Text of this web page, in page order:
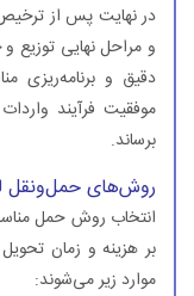
در نهایت پس از ترخیص
و مراحل نهایی
دقیق و برنامه‌ریزی
موفقیت فرآیند
برساند.
روش‌های حمل‌ونقل
انتخاب روش حمل
بر هزینه و زمان
موارد زیر می‌شوند: